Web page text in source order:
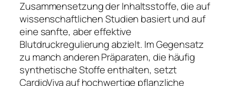
Zusammensetzung der Inhaltsstoffe, die auf
wissenschaftlichen Studien basiert und auf
eine sanfte, aber effektive
Blutdruckregulierung abzielt. Im Gegensatz
zu manch anderen Präparaten, die häufig
synthetische Stoffe enthalten, setzt
CardioViva auf hochwertige pflanzliche